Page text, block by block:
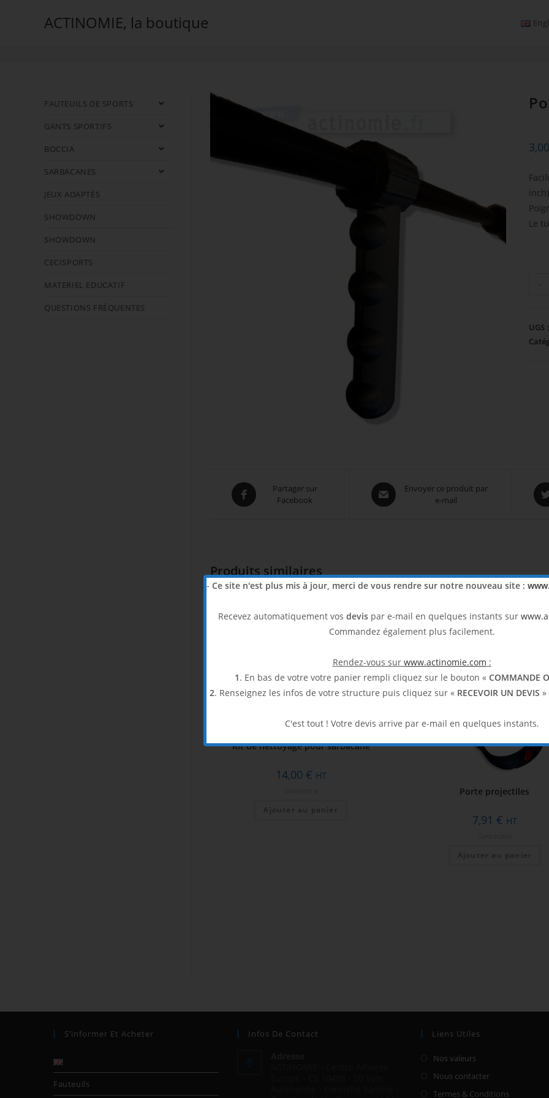
ACTINOMIE, la boutique
Poignée verticale
3,00
Le
-
UGS :
Opens
in
Partager sur
Facebook
Opens
in
Envoyer ce produit par
e-mail
in
Produits similaires
Kit de nettoyage pour sarbacane
14,00 € HT
Ajouter au panier
Porte projectiles
7,91 € HT
Ajouter au panier
FAUTEUILS DE SPORTS
GANTS SPORTIFS
BOCCIA
SARBACANES
JEUX ADAPTÉS
SHOWDOWN
SHOWDOWN
CECISPORTS
MATERIEL EDUCATIF
QUESTIONS FRÉQUENTES
S’informer Et Acheter
Fauteuils
Infos De Contact Liens Utiles
Nos valeurs
Nous contacter
Termes & Conditions
- Ce site n'est plus mis à jour, merci de vous rendre sur notre nouveau site :
Recevez automatiquement vos devispar e-mail en quelques instants sur
Commandez également plus facilement.
Rendez-vous sur www.actinomie.com :
1. En bas de votre votre panier rempli cliquez sur le bouton « COMMANDE
2. Renseignez les infos de votre structure puis cliquez sur « RECEVOIR UN DEVIS
C'est tout ! Votre devis arrive par e-mail en quelques instants.